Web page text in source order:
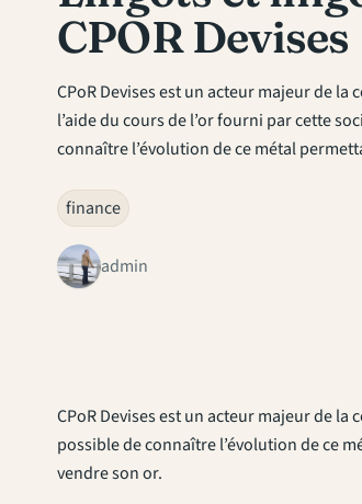
CPOR Devises
CPoR Devises est un acteur majeur de la
l’aide du cours de l’or fourni par cette
connaître l’évolution de ce métal
finance
admin
CPoR Devises est un acteur majeur de la
possible de connaître l’évolution de ce
vendre son or.